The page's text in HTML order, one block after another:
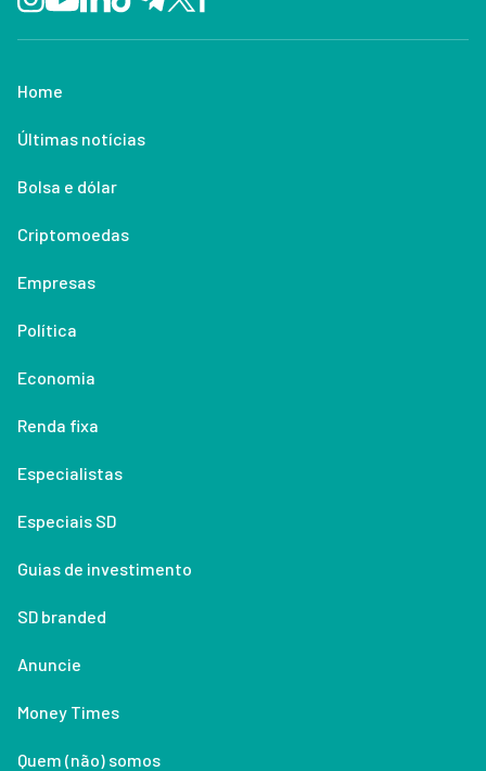
Home
Últimas notícias
Bolsa e dólar
Criptomoedas
Empresas
Política
Economia
Renda fixa
Especialistas
Especiais SD
Guias de investimento
SD branded
Anuncie
Money Times
Quem (não) somos